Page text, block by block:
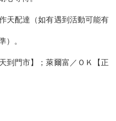
天配達（如有遇到活動可能有
。
到門市】；萊爾富／ＯＫ【正